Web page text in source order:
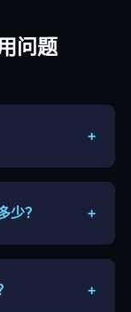
问题
+
脑都能接入使
少？
+
流畅。
+